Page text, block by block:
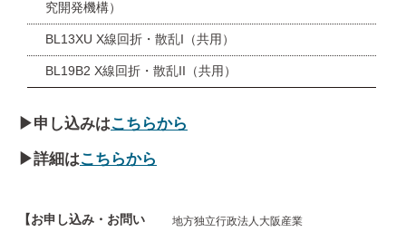
究開発機構）
BL13XU X線回折・散乱I（共用）
BL19B2 X線回折・散乱II（共用）
▶申し込みはこちらから
▶詳細はこちらから
【お申し込み・お問い
地方独立行政法人大阪産業